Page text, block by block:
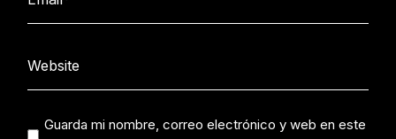
Guarda mi nombre, correo electrónico y web en este